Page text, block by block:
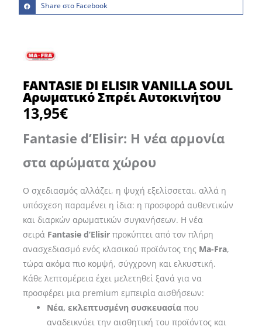
Share στο Facebook
FANTASIE DI ELISIR VANILLA SOUL
Αρωματικό Σπρέι Αυτοκινήτου
13,95€
Fantasie d’Elisir: Η νέα αρμονία
στα αρώματα χώρου
Ο σχεδιασμός αλλάζει, η ψυχή εξελίσσεται, αλλά η
υπόσχεση παραμένει η ίδια: η προσφορά αυθεντικών
και διαρκών αρωματικών συγκινήσεων. Η νέα
σειρά Fantasie d’Elisirπροκύπτει από τον πλήρη
ανασχεδιασμό ενός κλασικού προϊόντος της Ma-Fra,
τώρα ακόμα πιο κομψή, σύγχρονη και ελκυστική.
Κάθε λεπτομέρεια έχει μελετηθεί ξανά για να
προσφέρει μια premium εμπειρία αισθήσεων:
Νέα, εκλεπτυσμένη συσκευασίαπου
αναδεικνύει την αισθητική του προϊόντος και